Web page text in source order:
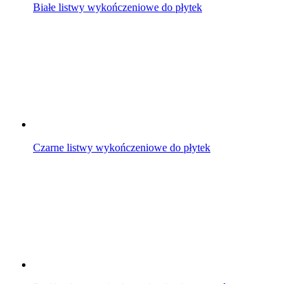
Białe listwy wykończeniowe do płytek
Czarne listwy wykończeniowe do płytek